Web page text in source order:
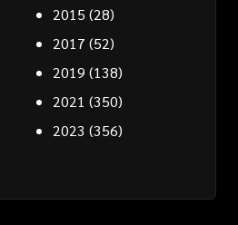
2015 (28)
2017 (52)
2019 (138)
2021 (350)
2023 (356)